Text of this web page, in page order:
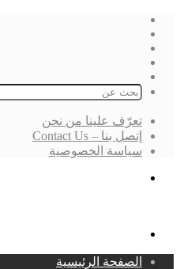
تعرّف علينا من نحن
إتصل بنا – Contact Us
سياسة الخصوصية
الصفحة الرئيسية